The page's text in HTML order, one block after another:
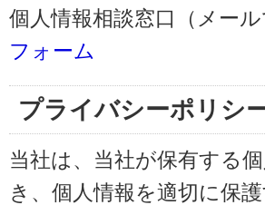
個人情報相談窓口（メー
フォーム
プライバシーポリシ
当社は、当社が保有する
き、個人情報を適切に保